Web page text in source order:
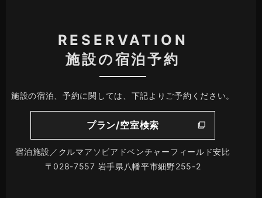
RESERVATION
施設の宿泊予約
施設の宿泊、予約に関しては、下記よりご予約ください。
プラン/空室検索
宿泊施設／クルマアソビアドベンチャーフィールド安比
〒028-7557 岩手県八幡平市細野255-2